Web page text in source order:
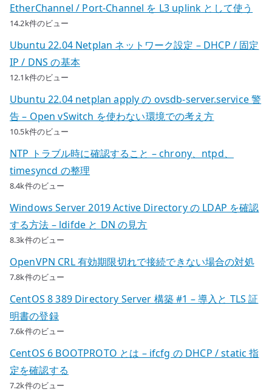
屋
め
し
へ
の
EtherChannel / Port-Channel を L3 uplink として使う
14.2k件のビュー
Ubuntu 22.04 Netplan ネットワーク設定 – DHCP / 固定
IP / DNS の基本
12.1k件のビュー
Ubuntu 22.04 netplan apply の ovsdb-server.service 警
告 – Open vSwitch を使わない環境での考え方
10.5k件のビュー
NTP トラブル時に確認すること – chrony、ntpd、
timesyncd の整理
8.4k件のビュー
Windows Server 2019 Active Directory の LDAP を確認
する方法 – ldifde と DN の見方
8.3k件のビュー
OpenVPN CRL 有効期限切れで接続できない場合の対処
7.8k件のビュー
CentOS 8 389 Directory Server 構築 #1 – 導入と TLS 証
明書の登録
7.6k件のビュー
CentOS 6 BOOTPROTO とは – ifcfg の DHCP / static 指
定を確認する
7.2k件のビュー